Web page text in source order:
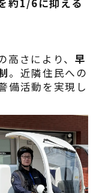
約1/6に抑える
高さにより、早
。近隣住民への
備活動を実現し